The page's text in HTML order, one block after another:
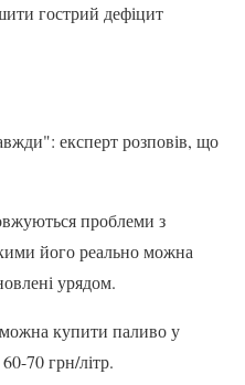
гострий дефіцит
експерт розповів, що
проблеми з
його реально можна
урядом.
купити паливо у
70 грн/літр.